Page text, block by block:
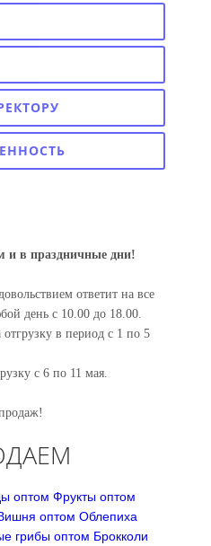
и в праздничные дни!
ответит на все
день с 10.00 до 18.00.
в период с 1 по 5
с 6 по 11 мая.
оптом Фрукты оптом
оптом Облепиха
грибы оптом Брокколи